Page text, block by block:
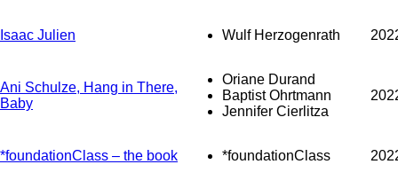
Isaac Julien Wulf Herzogenrath
Ani Schulze, Hang in There,
Baby
Oriane Durand
Baptist Ohrtmann
Jennifer Cierlitza
*foundationClass – the book *foundationClass